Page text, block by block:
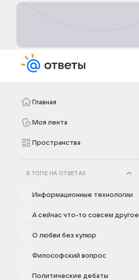
Главная
Моя лента
Пространства
В ТОПЕ НА ОТВЕТАХ
Информационные технологии
А сейчас что-то совсем другое
О любви без купюр
Философский вопрос
Политические дебаты